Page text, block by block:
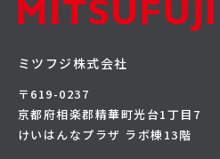
ミツフジ株式会社
〒619-0237
京都府相楽郡精華町光台1丁目7
けいはんなプラザ ラボ棟13階